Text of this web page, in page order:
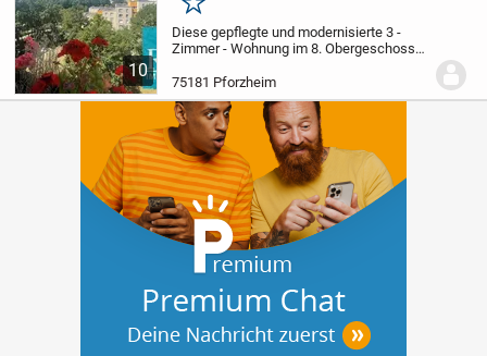
10
Merken
Diese gepflegte und modernisierte 3 -
Zimmer - Wohnung im 8. Obergeschoss
befindet sich in der Tilsiter Straße im
Stadtteil Haidach. Mit 84qm Wohnfläche,
einem...
75181 Pforzheim